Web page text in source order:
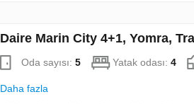
Daire Marin City 4+1, Yomra,
Oda sayısı: 5 Yatak odası: 4
Daha fazla